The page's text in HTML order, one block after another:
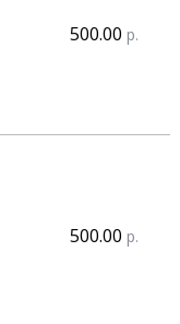
500.00 р.
500.00 р.